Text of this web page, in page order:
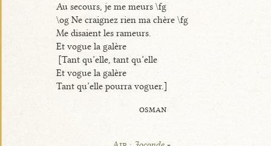
Au secours, je me meurs \fg
\og Ne craignez rien ma chère \fg
Me disaient les rameurs.
Et vogue la galère
[Tant qu’elle, tant qu’elle
Et vogue la galère
Tant qu’elle pourra voguer.]
osman